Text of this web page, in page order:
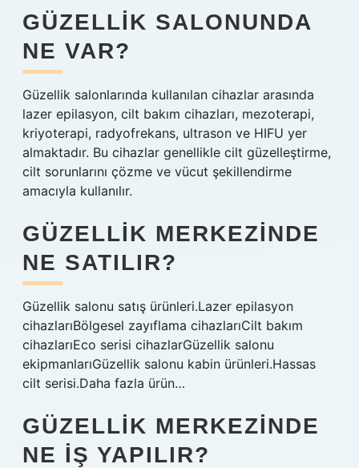
GÜZELLIK SALONUNDA
NE VAR?
Güzellik salonlarında kullanılan cihazlar arasında
lazer epilasyon, cilt bakım cihazları, mezoterapi,
kriyoterapi, radyofrekans, ultrason ve HIFU yer
almaktadır. Bu cihazlar genellikle cilt güzelleştirme,
cilt sorunlarını çözme ve vücut şekillendirme
amacıyla kullanılır.
GÜZELLIK MERKEZINDE
NE SATILIR?
Güzellik salonu satış ürünleri.Lazer epilasyon
cihazlarıBölgesel zayıflama cihazlarıCilt bakım
cihazlarıEco serisi cihazlarGüzellik salonu
ekipmanlarıGüzellik salonu kabin ürünleri.Hassas
cilt serisi.Daha fazla ürün…
GÜZELLIK MERKEZINDE
NE IŞ YAPILIR?